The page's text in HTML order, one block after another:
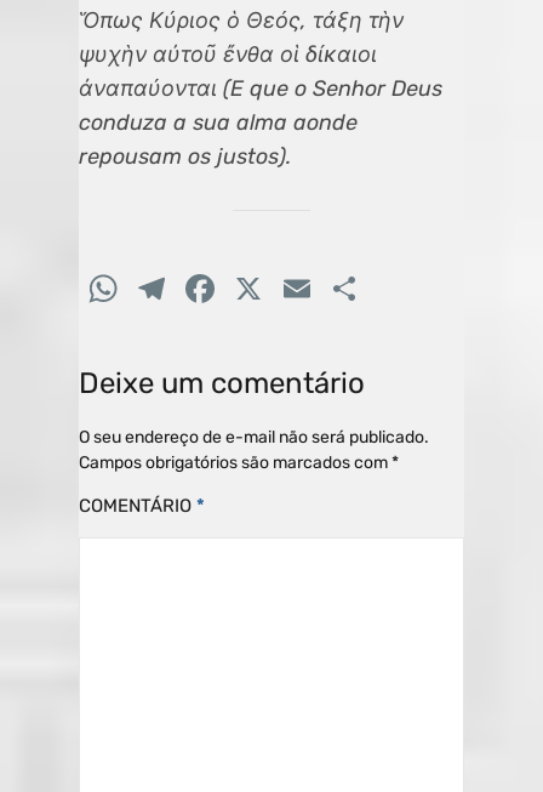
Ὅπως Κύριος ὁ Θεός, τάξη τὴν
ψυχὴν αὐτοῦ ἔνθα οἱ δίκαιοι
ἀναπαύονται (E que o Senhor Deus
conduza a sua alma aonde
repousam os justos).
W
at
s
A
p
p
T
e
gr
a
m
F
c
e
b
o
X
E
ai
l
ar
til
Deixe um comentário
O seu endereço de e-mail não será publicado.
Campos obrigatórios são marcados com*
COMENTÁRIO *